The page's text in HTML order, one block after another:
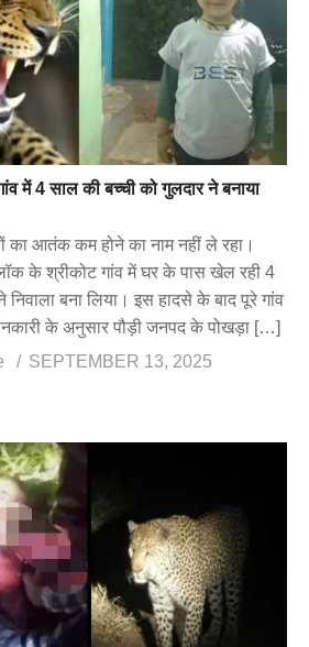
में 4 साल की बच्ची को गुलदार ने बनाया
का आतंक कम होने का नाम नहीं ले रहा।
के श्रीकोट गांव में घर के पास खेल रही 4
बना लिया। इस हादसे के बाद पूरे गांव
के अनुसार पौड़ी जनपद के पोखड़ा […]
SEPTEMBER 13, 2025